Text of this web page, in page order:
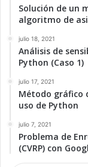
Solución de un
algoritmo de
julio 18, 2021
Análisis de
Python (Caso 1)
julio 17, 2021
Método gráfico
uso de Python
julio 7, 2021
Problema de
(CVRP) con